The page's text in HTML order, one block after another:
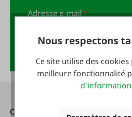
Adresse e-mail*
Contact
Nous respectons
Ce site utilise des
meilleure fonctionnalité